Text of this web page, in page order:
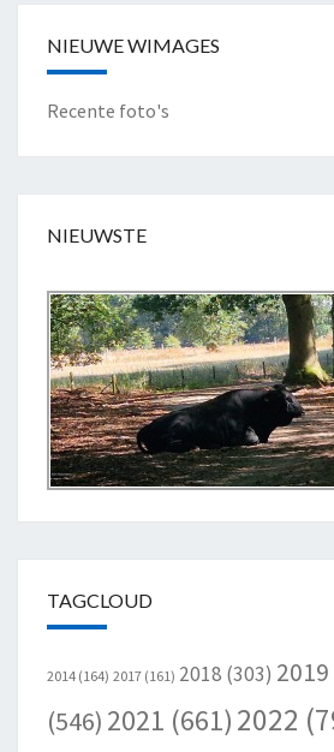
NIEUWE WIMAGES
Recente foto's
NIEUWSTE
TAGCLOUD
2014 (164) 2017 (161) 2018 (303) 2019
(546) 2021 (661) 2022